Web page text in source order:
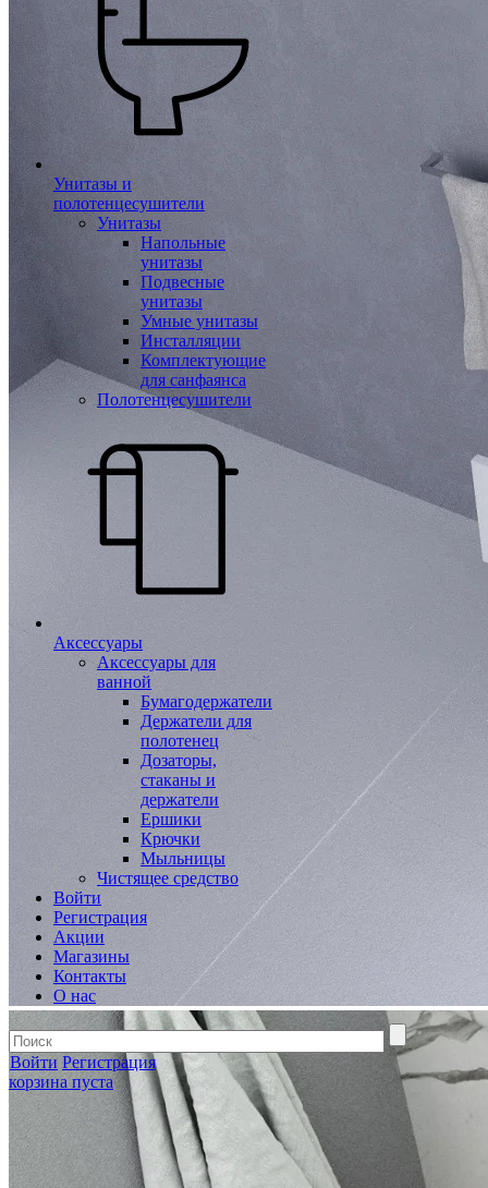
Унитазы и
полотенцесушители
Унитазы
Напольные
унитазы
Подвесные
унитазы
Умные унитазы
Инсталляции
Комплектующие
для санфаянса
Полотенцесушители
Аксессуары
Аксессуары для
ванной
Бумагодержатели
Держатели для
полотенец
Дозаторы,
стаканы и
держатели
Ершики
Крючки
Мыльницы
Чистящее средство
Войти
Регистрация
Акции
Магазины
Контакты
О нас
Войти Регистрация
корзина пуста